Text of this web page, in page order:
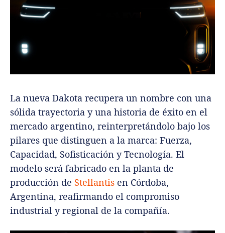
La nueva Dakota recupera un nombre con una
sólida trayectoria y una historia de éxito en el
mercado argentino, reinterpretándolo bajo los
pilares que distinguen a la marca: Fuerza,
Capacidad, Sofisticación y Tecnología. El
modelo será fabricado en la planta de
producción de Stellantis en Córdoba,
Argentina, reafirmando el compromiso
industrial y regional de la compañía.